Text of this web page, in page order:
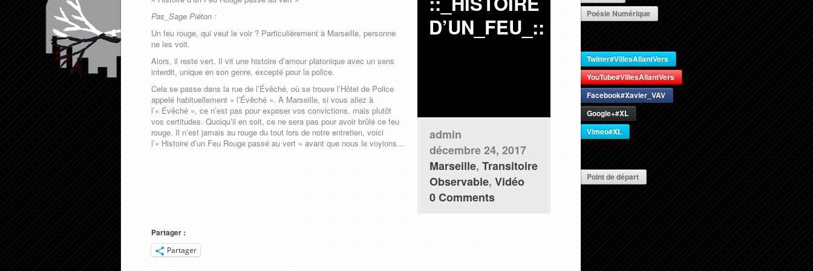
Poésie Numérique
Twitter#VillesAllantVers
YouTube#VillesAllantVers
Facebook#Xavier_VAV
Google+#XL
Vimeo#XL
Point de départ
D’UN_FEU_::
admin
décembre 24, 2017
Marseille, Transitoire
Observable, Vidéo
0 Comments
Pas_Sage Piéton :
Un feu rouge, qui veut le voir ? Particulièrement à Marseille, personne
ne les voit.
Alors, il reste vert. Il vit une histoire d’amour platonique avec un sens
interdit, unique en son genre, excepté pour la police.
Cela se passe dans la rue de l’Évêché, où se trouve l’Hôtel de Police
appelé habituellement « l’Évêché ». À Marseille, si vous allez à
l’« Évêché », ce n’est pas pour exposer vos convictions, mais plutôt
vos certitudes. Quoiqu’il en soit, ce ne sera pas pour avoir brûlé ce feu
rouge. Il n’est jamais au rouge du tout lors de notre entretien, voici
l’« Histoire d’un Feu Rouge passé au vert » avant que nous le voyions…
Partager :
Partager